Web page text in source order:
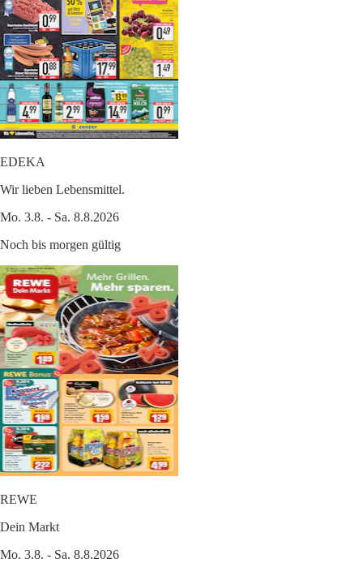
EDEKA
Wir lieben Lebensmittel.
Mo. 3.8. - Sa. 8.8.2026
Noch bis morgen gültig
REWE
Dein Markt
Mo. 3.8. - Sa. 8.8.2026